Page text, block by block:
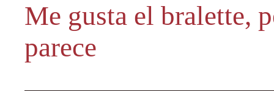
Me gusta el bralette,
parece